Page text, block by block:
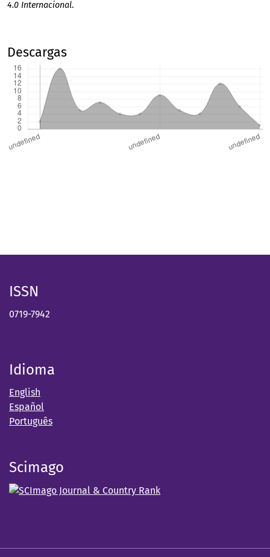
4.0 Internacional.
Descargas
ISSN
0719-7942
Idioma
English
Español
Português
Scimago